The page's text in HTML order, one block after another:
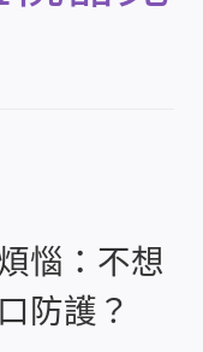
惱：不想
防護？